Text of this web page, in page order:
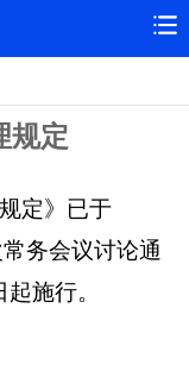
规定
定》已于
务会议讨论通
施行。